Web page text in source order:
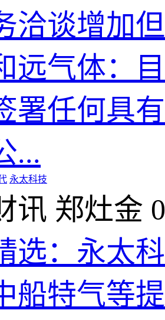
洽谈增加
远气体：
署任何具
...
永太科技
讯 郑灶金
选：永太
船特气等